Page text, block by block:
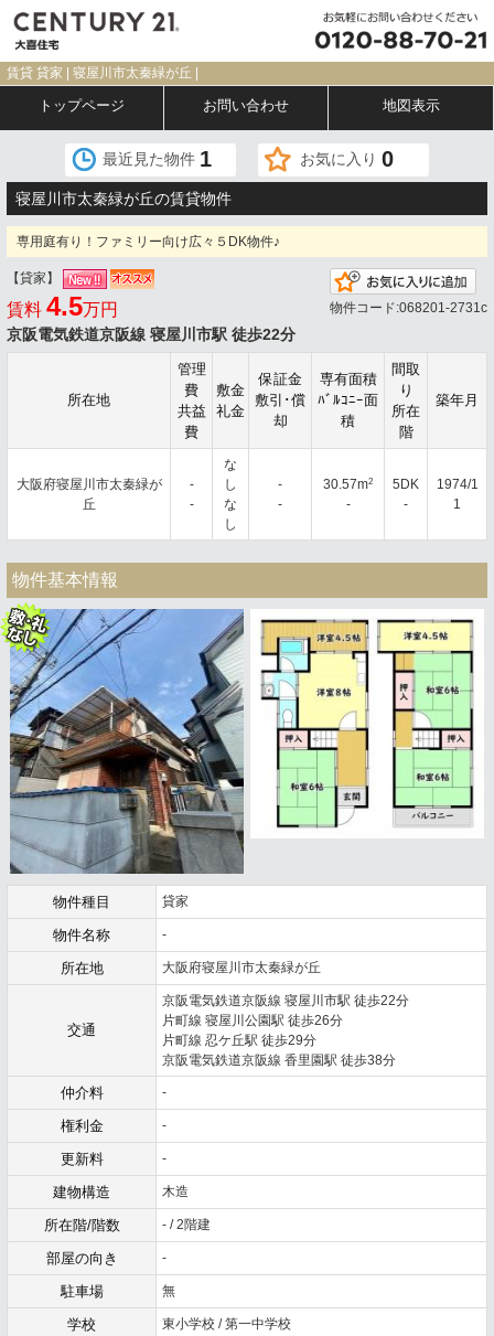
賃貸 貸家 | 寝屋川市太秦緑が丘 |
トップページ お問い合わせ 地図表示
最近見た物件 1 お気に入り 0
寝屋川市太秦緑が丘の賃貸物件
専用庭有り！ファミリー向け広々５DK物件♪
【貸家】
賃料 4.5万円
京阪電気鉄道京阪線 寝屋川市駅 徒歩22分
物件コード:068201-2731c
所在地
管理
費
共益
費
敷金
礼金
保証金
敷引･償
却
専有面積
ﾊﾞﾙｺﾆｰ面
積
間取
り
所在
階
築年月
大阪府寝屋川市太秦緑が
丘
-
-
な
し
な
し
-
-
30.57m2
-
5DK
-
1974/1
1
物件基本情報
物件種目 貸家
物件名称 -
所在地 大阪府寝屋川市太秦緑が丘
交通
京阪電気鉄道京阪線 寝屋川市駅 徒歩22分
片町線 寝屋川公園駅 徒歩26分
片町線 忍ケ丘駅 徒歩29分
京阪電気鉄道京阪線 香里園駅 徒歩38分
仲介料 -
権利金 -
更新料 -
建物構造 木造
所在階/階数 - / 2階建
部屋の向き -
駐車場 無
学校 東小学校 / 第一中学校